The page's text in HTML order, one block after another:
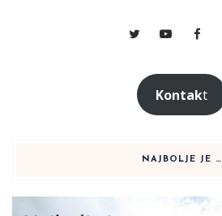
Kontakt
NAJBOLJE JE …